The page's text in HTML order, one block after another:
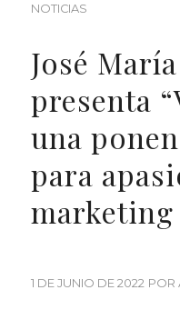
NOTICIAS
José
presenta
una
para
marketing
1 DE JUNIO DE 2022 POR